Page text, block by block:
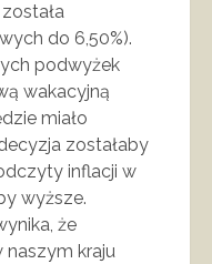
do 6,50%).
podwyżek
wakacyjną
miało
zostałaby
inflacji w
wyższe.
że
naszym kraju